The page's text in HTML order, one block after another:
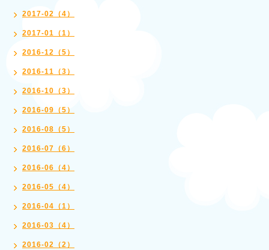
2017-02（4）
2017-01（1）
2016-12（5）
2016-11（3）
2016-10（3）
2016-09（5）
2016-08（5）
2016-07（6）
2016-06（4）
2016-05（4）
2016-04（1）
2016-03（4）
2016-02（2）